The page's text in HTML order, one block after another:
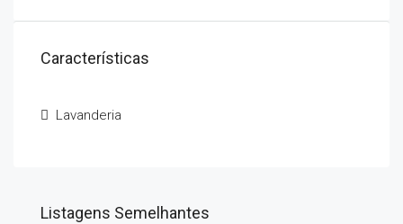
Características
Lavanderia
Listagens Semelhantes